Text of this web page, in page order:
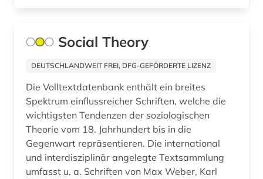
zitierindex (1)
öffentliche verwaltung (1)
öffentliches gesundheitswesen (2)
österreich (1)
Social Theory
DEUTSCHLANDWEIT FREI, DFG-GEFÖRDERTE LIZENZ
Die Volltextdatenbank enthält ein breites
Spektrum einflussreicher Schriften, welche die
wichtigsten Tendenzen der soziologischen
Theorie vom 18. Jahrhundert bis in die
Gegenwart repräsentieren. Die international
und interdisziplinär angelegte Textsammlung
umfasst u. a. Schriften von Max Weber, Karl